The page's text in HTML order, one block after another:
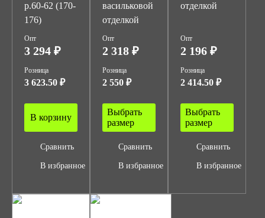
р.60-62 (170-
176)
Опт
3 294 ₽
Розница
3 623.50 ₽
В корзину
Сравнить
В избранное
васильковой
отделкой
Опт
2 318 ₽
Розница
2 550 ₽
Выбрать
размер
Сравнить
В избранное
отделкой
Опт
2 196 ₽
Розница
2 414.50 ₽
Выбрать
размер
Сравнить
В избранное